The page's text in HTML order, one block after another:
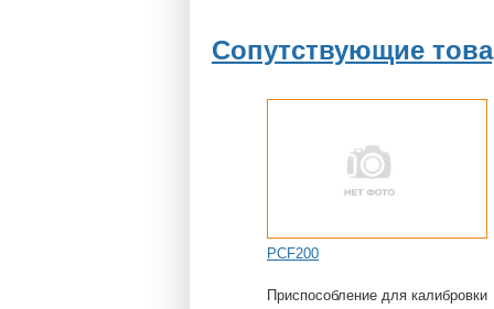
Сопутствующие
PCF200
Приспособление для калибровки